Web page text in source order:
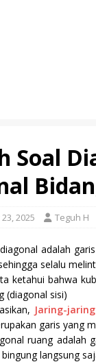
Soal
2025 Teguh H
adalah
selalu
ketahui bahwa
(diagonal sisi)
Jaring-
garis yang
ruang adalah
langsung